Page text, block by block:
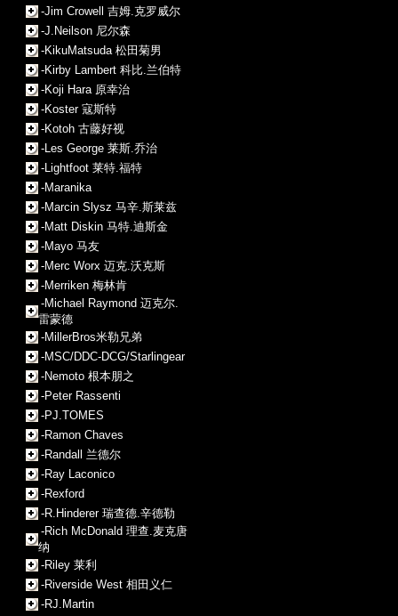
-Jim Crowell 吉姆.克罗威尔
-J.Neilson 尼尔森
-KikuMatsuda 松田菊男
-Kirby Lambert 科比.兰伯特
-Koji Hara 原幸治
-Koster 寇斯特
-Kotoh 古藤好视
-Les George 莱斯.乔治
-Lightfoot 莱特.福特
-Maranika
-Marcin Slysz 马辛.斯莱兹
-Matt Diskin 马特.迪斯金
-Mayo 马友
-Merc Worx 迈克.沃克斯
-Merriken 梅林肯
-Michael Raymond 迈克尔.
雷蒙德
-MillerBros米勒兄弟
-MSC/DDC-DCG/Starlingear
-Nemoto 根本朋之
-Peter Rassenti
-PJ.TOMES
-Ramon Chaves
-Randall 兰德尔
-Ray Laconico
-Rexford
-R.Hinderer 瑞查德.辛德勒
-Rich McDonald 理查.麦克唐
纳
-Riley 莱利
-Riverside West 相田义仁
-RJ.Martin